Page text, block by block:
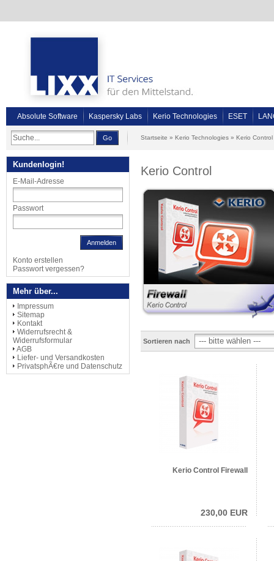
Absolute Software Kaspersky Labs Kerio Technologies ESET
Go Startseite » Kerio Technologies » Kerio Control
Kerio Control
Sortieren nach
Kerio Control Firewall
230,00 EUR
Kundenlogin!
E-Mail-Adresse
Passwort
Anmelden
Konto erstellen
Passwort vergessen?
Mehr über...
Impressum
Sitemap
Kontakt
Widerrufsrecht &
Widerrufsformular
AGB
Liefer- und Versandkosten
PrivatsphÃ€re und Datenschutz